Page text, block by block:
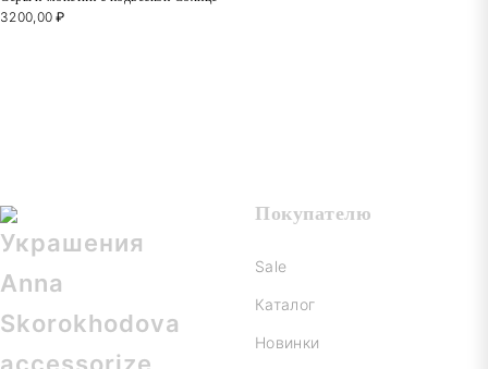
3200,00₽
Покупателю
Sale
Каталог
Новинки